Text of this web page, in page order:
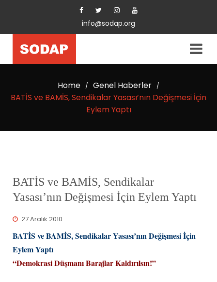
info@sodap.org
Home / Genel Haberler /
BATİS ve BAMİS, Sendikalar Yasası’nın Değişmesi İçin
Eylem Yaptı
BATİS ve BAMİS, Sendikalar
Yasası’nın Değişmesi İçin Eylem Yaptı
27 Aralık 2010
BATİS ve BAMİS, Sendikalar Yasası’nın Değişmesi İçin
Eylem Yaptı
“Demokrasi Düşmanı Barajlar Kaldırılsın!”